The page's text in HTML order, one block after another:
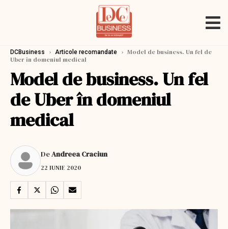
DCBusiness › Articole recomandate › Model de business. Un fel de
Uber în domeniul medical
Model de business. Un fel
de Uber în domeniul
medical
DeAndreea Craciun
22 IUNIE 2020